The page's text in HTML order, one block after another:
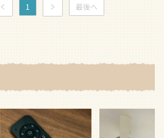
1 最後へ